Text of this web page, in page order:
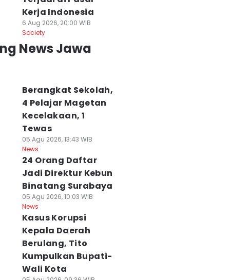
Kerja Indonesia
6 Aug 2026, 20:00 WIB
Society
News Jawa
Berangkat Sekolah,
4 Pelajar Magetan
Kecelakaan, 1
Tewas
05 Agu 2026, 13:43 WIB
News
24 Orang Daftar
Jadi Direktur Kebun
Binatang Surabaya
05 Agu 2026, 10:03 WIB
News
Kasus Korupsi
Kepala Daerah
Berulang, Tito
Kumpulkan Bupati-
Wali Kota